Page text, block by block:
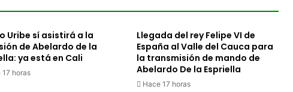
Uribe sí asistirá a la
de Abelardo de la
ya está en Cali
17 horas
Llegada del rey Felipe VI de
España al Valle del Cauca para
la transmisión de mando de
Abelardo De la Espriella
Hace 17 horas